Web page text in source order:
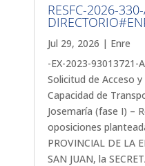
RESFC-2026-
Jul 29, 2026 | Enre
-EX-2023-93013721-
Solicitud de Acceso
Capacidad de
Josemaría (fase I) –
oposiciones
PROVINCIAL DE LA
SAN JUAN, la